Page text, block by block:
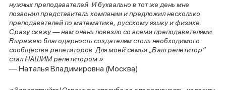
нужных преподавателей. И буквально в тот же день мне
позвонил представитель компании и предложил несколько
преподавателей по математике, русскому языку и физике.
Сразу скажу — нам очень повезло со всеми преподавателями.
Выражаю благодарность создателям столь необходимого
сообщества репетиторов. Для моей семьи „Ваш репетитор“
стал НАШИМ репетитором.»
— Наталья Владимировна (Москва)